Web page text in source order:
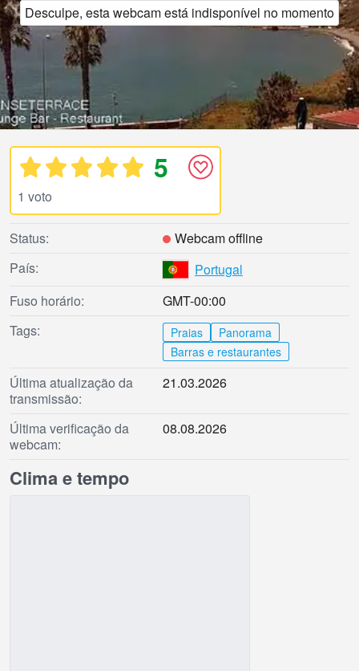
Desculpe, esta webcam está indisponível no momento
5
1 voto
Status:
Webcam offline
País:
Portugal
Fuso horário:
GMT-00:00
Tags:
Praias
Panorama
Barras e restaurantes
Última atualização da
transmissão:
21.03.2026
Última verificação da
webcam:
08.08.2026
Clima e tempo